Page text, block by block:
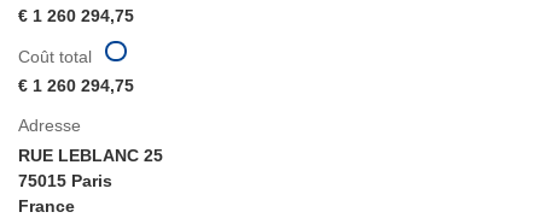
€ 1 260 294,75
Adresse
RUE LEBLANC 25
75015 Paris
France
Coût total
€ 1 260 294,75